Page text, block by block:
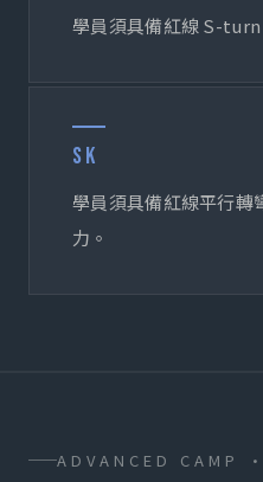
學員須具備紅線 S-turn
SK
學員須具備紅線平行
力。
ADVANCED CAMP